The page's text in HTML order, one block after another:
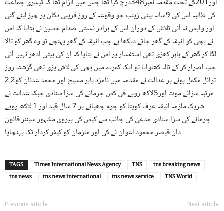
اور201کے تحت مقدمہ نمبر348درج کیا تھا جس میں الزام تھا کہ تیسری جماعت
کی طالبہ اس کی 9سالہ بیٹی زینب جو وقوعہ کے روز قریبی دکان پر چیز لینے گئی
اور واپس نہ آئی تلاش کے دوران اس کے برادر نسبتی صدام حسین نے بتایا کہ اس
نے بچی کو انیقہ کے گھر جاتے دیکھا ہے جب انیقہ کے گھر پہنچے تو وہ گھر کو تالا
لگا کر گھر کے باہر کھڑی تھی استفسار پر اس نے بتایا کہ ان کی بیٹی ادھر نہیں آئی
جب اصرار کر کے تالہ کھلوایا تو ایک کمرے میں بچی کی لاش پڑی تھی گزشتہ روز
ٹرائل مکمل ہونے پر عدالت نے مقدمہ میں نامزد بابر مسیح اور محمد عدنان کو2،2
مرتبہ سزائے موت اور5لاکھ روپے فی کس جرمانے کی سزا سنادی جبکہ عدالت نے
شریک ملزمہ انیقہ عرف کویتا کو جرم چھپانے پر 7 سال قید اور 1 لاکھ روپے
جرمانے کی سزا سنادی مدعی کی جانب سے کیس کی پیروی مشہور سینئر قانون
دان قیصر محمود اعوان نے کی اور ملزمان کو کیفر کردار تک پہنچایا
TAGS Times International News Agency TNS
tns breaking news
tns news
tns news international tns news service TNS World
Previous article Next article